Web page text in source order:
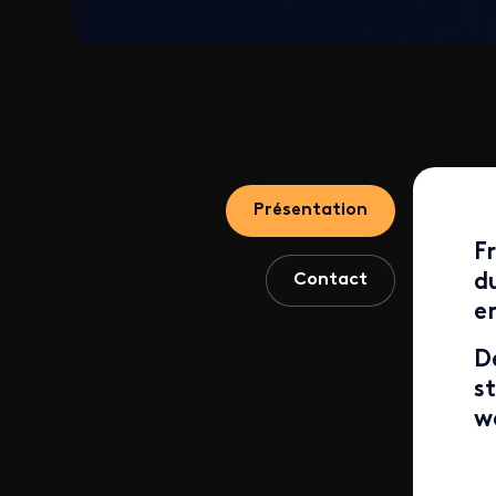
Présentation
Contact